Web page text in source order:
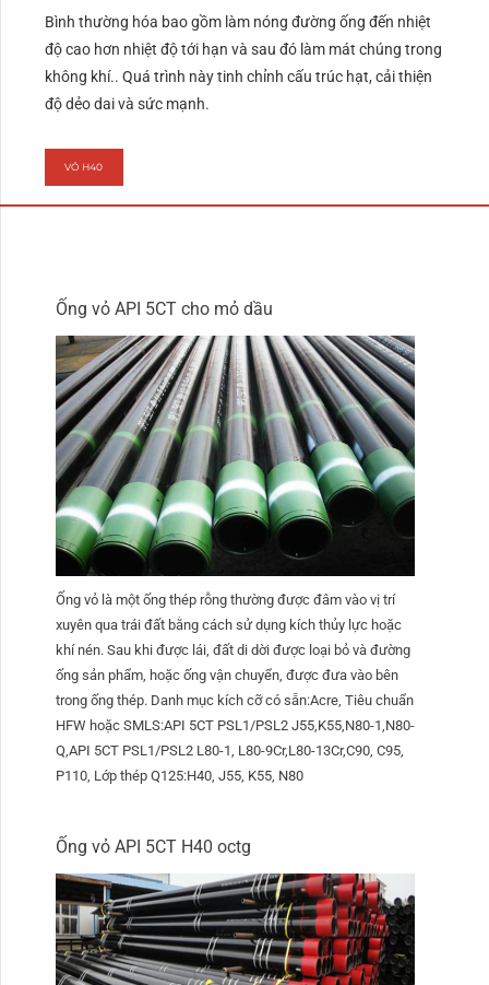
Bình thường hóa bao gồm làm nóng đường ống đến nhiệt
độ cao hơn nhiệt độ tới hạn và sau đó làm mát chúng trong
không khí.. Quá trình này tinh chỉnh cấu trúc hạt, cải thiện
độ dẻo dai và sức mạnh.
VỎ H40
Ống vỏ API 5CT cho mỏ dầu
Ống vỏ là một ống thép rỗng thường được đâm vào vị trí
xuyên qua trái đất bằng cách sử dụng kích thủy lực hoặc
khí nén. Sau khi được lái, đất di dời được loại bỏ và đường
ống sản phẩm, hoặc ống vận chuyển, được đưa vào bên
trong ống thép. Danh mục kích cỡ có sẵn:Acre, Tiêu chuẩn
HFW hoặc SMLS:API 5CT PSL1/PSL2 J55,K55,N80-1,N80-
Q,API 5CT PSL1/PSL2 L80-1, L80-9Cr,L80-13Cr,C90, C95,
P110, Lớp thép Q125:H40, J55, K55, N80
Ống vỏ API 5CT H40 octg